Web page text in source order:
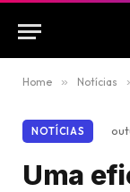
Home » Notícias
NOTÍCIAS
Uma